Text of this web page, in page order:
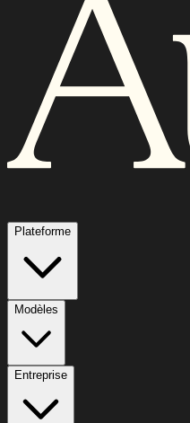
Plateforme
Modèles
Entreprise